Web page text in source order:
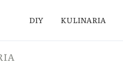
DIY KULINARIA